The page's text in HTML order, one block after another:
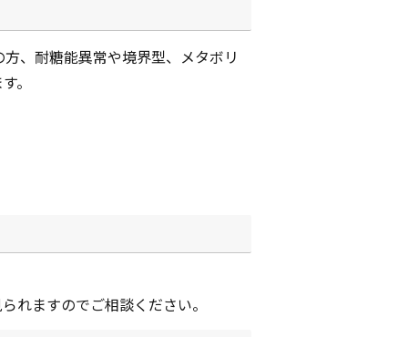
、耐糖能異常や境界型、メタボリ
。
れますのでご相談ください。